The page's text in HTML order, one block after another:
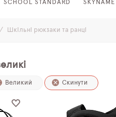
SCHOOL STANDARD SKYNAME
Шкільні рюкзаки та ранці
Великий Скинути